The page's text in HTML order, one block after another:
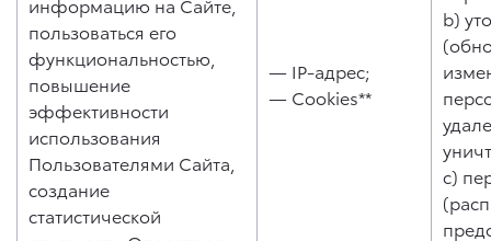
пользоваться его
функциональностью,
повышение
эффективности
использования
Пользователями Сайта,
создание
статистической
— IP-адрес;
— Cookies**
b)
c)